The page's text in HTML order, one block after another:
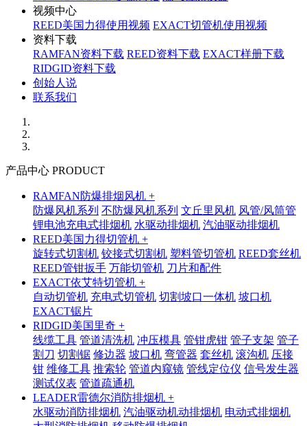
视频中心
REED美国力得使用视频 EXACT切管机使用视频
资料下载
RAMFAN资料下载 REED资料下载 EXACT样册下载
RIDGID资料下载
创始人说
联系我们
产品中心 PRODUCT
RAMFAN防爆排烟风机 +
防爆风机系列 不防爆风机系列 文丘里风机 风管/风筒管
锂电池充电式排烟机 水驱动排烟机 汽油驱动排烟机
REED美国力得切管机 +
旋转式切割机 铰接式切割机 塑料管切管机 REED套丝机
REED管钳扳手 万能切管机 刀片和配件
EXACT依艾特切管机 +
自动切管机 充电式切管机 切割坡口一体机 坡口机
EXACT锯片
RIDGID美国里奇 +
线缆工具 管道清洗机 冲压模具 管钳虎钳 管子支架 管子
割刀 切割锯 修边器 坡口机 弯管器 套丝机 滚沟机 压接
钳 维修工具 推索轮 管道内窥镜 管线定位仪 信号发生器
测试仪表 管道疏通机
LEADER雷德尔消防排烟机 +
水驱动消防排烟机 汽油驱动机动排烟机 电动式排烟机